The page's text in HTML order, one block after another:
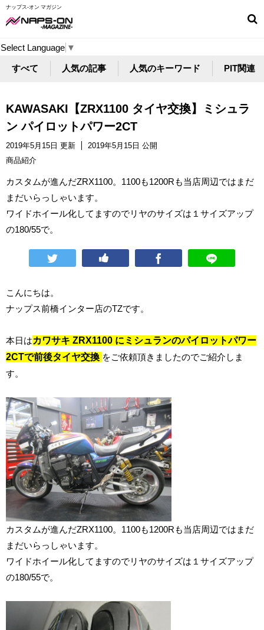
ナップス-オン マガジン
Select Language ▼
すべて 人気の記事 人気のキーワード PIT関連
KAWASAKI【ZRX1100 タイヤ交換】ミシュラ
ン パイロットパワー2CT
2019年5月15日 更新
2019年5月15日 公開
商品紹介
カスタムが進んだZRX1100。1100も1200Rも当店周辺ではまだ
まだいらっしゃいます。
ワイドホイール化してますのでリヤのサイズは１サイズアップ
の180/55で。
こんにちは。
ナップス前橋インター店のTZです。
本日はカワサキ ZRX1100 にミシュランのパイロットパワー
2CTで前後タイヤ交換 をご依頼頂きましたのでご紹介しま
す。
カスタムが進んだZRX1100。1100も1200Rも当店周辺ではまだ
まだいらっしゃいます。
ワイドホイール化してますのでリヤのサイズは１サイズアップ
の180/55で。